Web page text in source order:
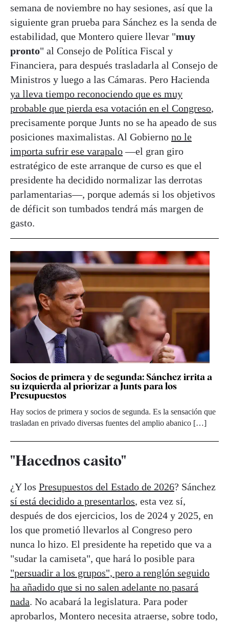
semana de noviembre no hay sesiones, así que la
siguiente gran prueba para Sánchez es la senda de
estabilidad, que Montero quiere llevar "muy
pronto" al Consejo de Política Fiscal y
Financiera, para después trasladarla al Consejo de
Ministros y luego a las Cámaras. Pero Hacienda
ya lleva tiempo reconociendo que es muy
probable que pierda esa votación en el Congreso,
precisamente porque Junts no se ha apeado de sus
posiciones maximalistas. Al Gobierno no le
importa sufrir ese varapalo—el gran giro
estratégico de este arranque de curso es que el
presidente ha decidido normalizar las derrotas
parlamentarias—, porque además si los objetivos
de déficit son tumbados tendrá más margen de
gasto.
Socios de primera y de segunda: Sánchez irrita a
su izquierda al priorizar a Junts para los
Presupuestos
Hay socios de primera y socios de segunda. Es la sensación que
trasladan en privado diversas fuentes del amplio abanico […]
"Hacednos casito"
¿Y los Presupuestos del Estado de 2026? Sánchez
sí está decidido a presentarlos, esta vez sí,
después de dos ejercicios, los de 2024 y 2025, en
los que prometió llevarlos al Congreso pero
nunca lo hizo. El presidente ha repetido que va a
"sudar la camiseta", que hará lo posible para
"persuadir a los grupos", pero a renglón seguido
ha añadido que si no salen adelante no pasará
nada. No acabará la legislatura. Para poder
aprobarlos, Montero necesita atraerse, sobre todo,